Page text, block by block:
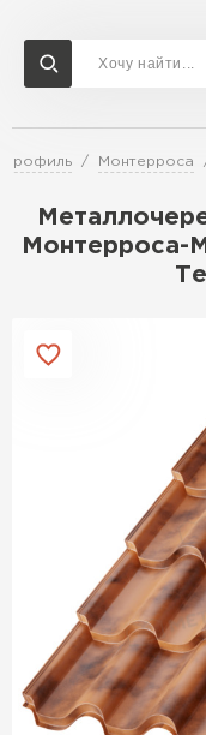
Профиль Монтерроса
Монтерроса-
Доставка и оплата
Перейти в каталог